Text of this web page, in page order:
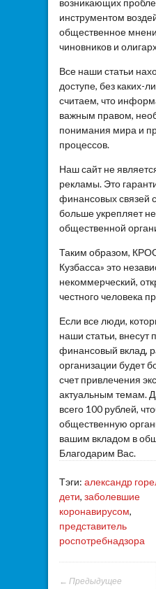
возникающих
инструментом
общественное
чиновников и
Все наши статьи
доступе, без каких-
считаем, что
важным правом,
понимания мира и
процессов.
Наш сайт не
рекламы. Это
финансовых связей
больше укрепляет
общественной
Таким образом,
Кузбасса» это
некоммерческий,
честного человека
Если все люди,
наши статьи, внесут
финансовый вклад,
организации будет
счет привлечения
актуальным темам.
всего 100 рублей,
общественную
вашим вкладом в
Благодарим Вас.
Тэги: александр
дети, заболевшие
коронавирусом,
представитель
роспотребнадзора
← Предыдущее